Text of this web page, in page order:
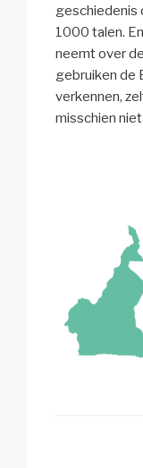
geschiedenis
1000 talen.
neemt over
gebruiken de
verkennen,
misschien